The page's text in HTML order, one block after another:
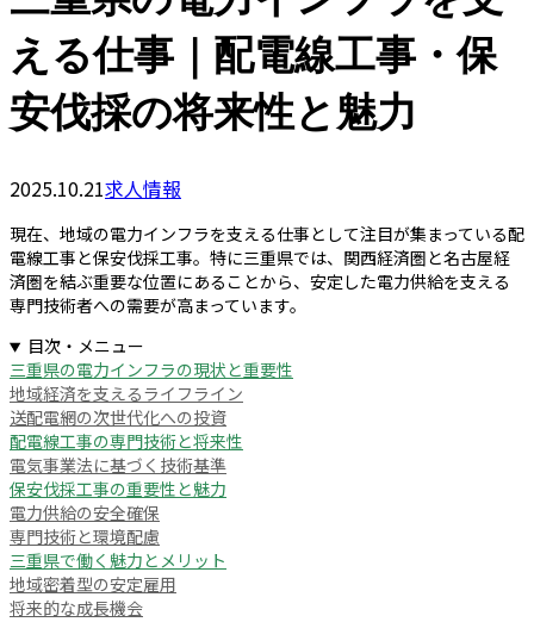
える仕事｜配電線工事・保
安伐採の将来性と魅力
2025.10.21求人情報
現在、地域の電力インフラを支える仕事として注目が集まっている配
電線工事と保安伐採工事。特に三重県では、関西経済圏と名古屋経
済圏を結ぶ重要な位置にあることから、安定した電力供給を支える
専門技術者への需要が高まっています。
目次・メニュー
三重県の電力インフラの現状と重要性
地域経済を支えるライフライン
送配電網の次世代化への投資
配電線工事の専門技術と将来性
電気事業法に基づく技術基準
保安伐採工事の重要性と魅力
電力供給の安全確保
専門技術と環境配慮
三重県で働く魅力とメリット
地域密着型の安定雇用
将来的な成長機会